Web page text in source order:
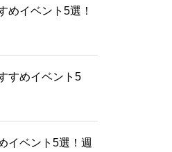
めイベント5選！
すめイベント5
イベント5選！週